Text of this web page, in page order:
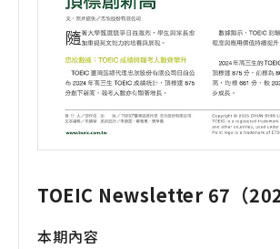
TOEIC Newsletter 67（
本期內容